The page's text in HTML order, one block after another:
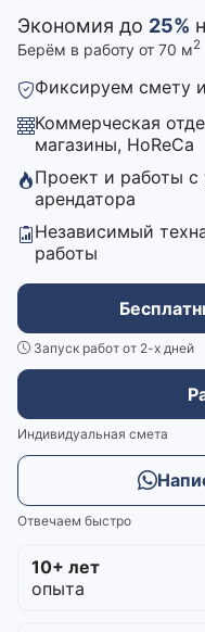
Экономия до 25%
Берём в работу от 70 м2
Фиксируем смету
Коммерческая
магазины, HoReCa
Проект и работы
арендатора
Независимый
работы
Запуск работ от 2-х дней
Индивидуальная смета
Отвечаем быстро
10+ лет
опыта